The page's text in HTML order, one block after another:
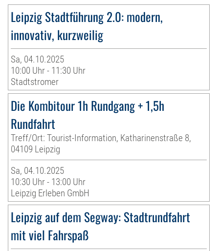
Leipzig Stadtführung 2.0: modern,
innovativ, kurzweilig
Sa, 04.10.2025
10:00 Uhr - 11:30 Uhr
Stadtstromer
Die Kombitour 1h Rundgang + 1,5h
Rundfahrt
Treff/Ort: Tourist-Information, Katharinenstraße 8,
04109 Leipzig
Sa, 04.10.2025
10:30 Uhr - 13:00 Uhr
Leipzig Erleben GmbH
Leipzig auf dem Segway: Stadtrundfahrt
mit viel Fahrspaß